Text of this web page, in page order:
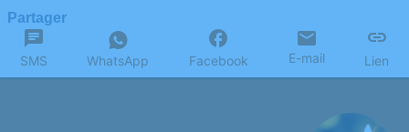
Partager
SMS WhatsApp Facebook E-mail Lien